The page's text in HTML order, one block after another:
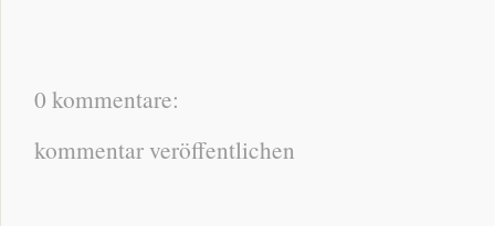
0 kommentare:
kommentar veröffentlichen